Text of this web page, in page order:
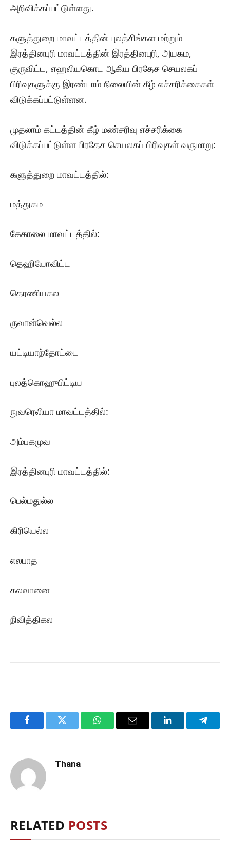
அறிவிக்கப்பட்டுள்ளது.
களுத்துறை மாவட்டத்தின் புலத்சிங்கள மற்றும்
இரத்தினபுரி மாவட்டத்தின் இரத்தினபுரி, அயகம,
குருவிட்ட, எஹலியகொட ஆகிய பிரதேச செயலகப்
பிரிவுகளுக்கு இரண்டாம் நிலையின் கீழ் எச்சரிக்கைகள்
விடுக்கப்பட்டுள்ளன.
முதலாம் கட்டத்தின் கீழ் மண்சரிவு எச்சரிக்கை
விடுக்கப்பட்டுள்ள பிரதேச செயலகப் பிரிவுகள் வருமாறு:
களுத்துறை மாவட்டத்தில்:
மத்துகம
கேகாலை மாவட்டத்தில்:
தெஹியோவிட்ட
தெரணியகல
ருவான்வெல்ல
யட்டியாந்தோட்டை
புலத்கொஹுபிட்டிய
நுவரெலியா மாவட்டத்தில்:
அம்பகமுவ
இரத்தினபுரி மாவட்டத்தில்:
பெல்மதுல்ல
கிரியெல்ல
எலபாத
கலவானை
நிவித்திகல
FacebookTwitter WhatsAppEmail LinkedIn
Thana
RELATED POSTS